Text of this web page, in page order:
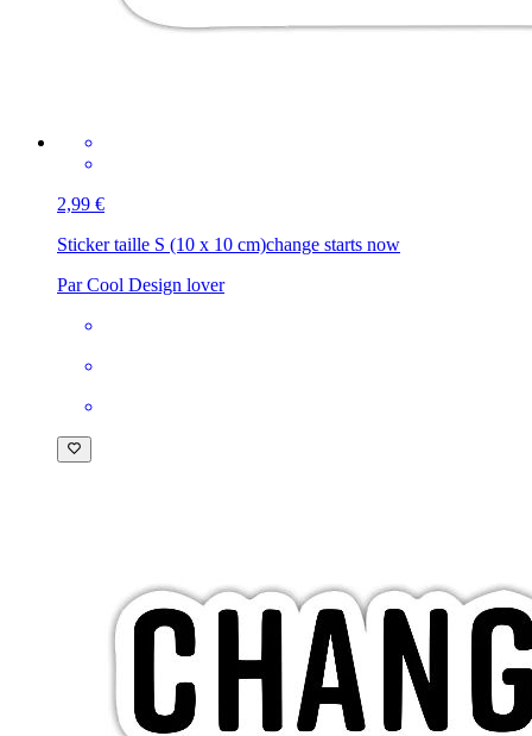
2,99 €
Sticker taille S (10 x 10 cm)change starts now
Par Cool Design lover